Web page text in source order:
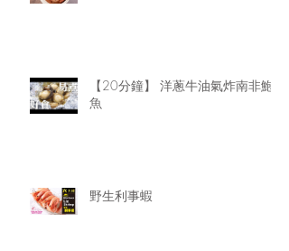
【20分鐘】 洋蔥牛油氣炸南非鮑
魚
野生利事蝦